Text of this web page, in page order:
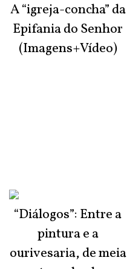
A “igreja-concha” da
Epifania do Senhor
(Imagens+Vídeo)
“Diálogos”: Entre a
pintura e a
ourivesaria, de meia